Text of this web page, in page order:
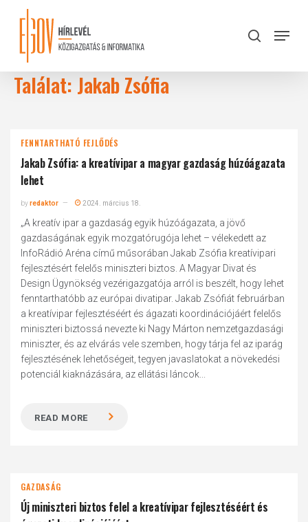
content
search
Menu
Találat: Jakab Zsófia
FENNTARTHATÓ FEJLŐDÉS
Jakab Zsófia: a kreatívipar a magyar gazdaság húzóágazata
lehet
byredaktor 2024. március 18.
„A kreatív ipar a gazdaság egyik húzóágazata, a jövő
gazdaságának egyik mozgatórugója lehet – vélekedett az
InfoRádió Aréna című műsorában Jakab Zsófia kreatívipari
fejlesztésért felelős miniszteri biztos. A Magyar Divat és
Design Ügynökség vezérigazgatója arról is beszélt, hogy lehet
fenntarthatóbb az európai divatipar. Jakab Zsófiát februárban
a kreatívipar fejlesztéséért és ágazati koordinációjáért felelős
miniszteri biztossá nevezte ki Nagy Márton nemzetgazdasági
miniszter, és az elvárás vele szemben, hogy tárja fel az iparág
fejlesztésének lehetőségeit, tegyen javaslatokat a növekedési
potenciál kiaknázására, az ellátási láncok...
READ MORE
GAZDASÁG
Új miniszteri biztos felel a kreatívipar fejlesztéséért és
Close